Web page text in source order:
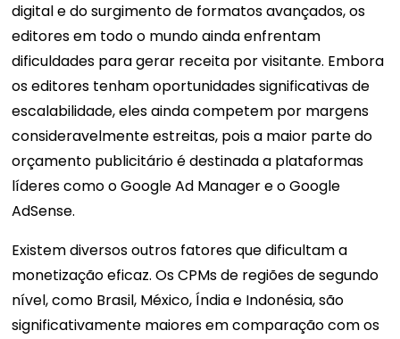
digital e do surgimento de formatos avançados, os
editores em todo o mundo ainda enfrentam
dificuldades para gerar receita por visitante. Embora
os editores tenham oportunidades significativas de
escalabilidade, eles ainda competem por margens
consideravelmente estreitas, pois a maior parte do
orçamento publicitário é destinada a plataformas
líderes como o Google Ad Manager e o Google
AdSense.
Existem diversos outros fatores que dificultam a
monetização eficaz. Os CPMs de regiões de segundo
nível, como Brasil, México, Índia e Indonésia, são
significativamente maiores em comparação com os